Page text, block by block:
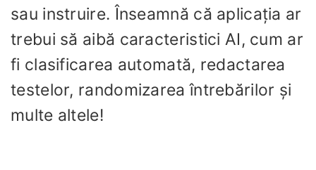
sau instruire. Înseamnă că aplicația ar
trebui să aibă caracteristici AI, cum ar
fi clasificarea automată, redactarea
testelor, randomizarea întrebărilor și
multe altele!